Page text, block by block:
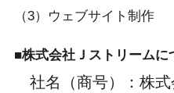
（3）ウェブサイト制作
■株式会社Ｊストリームに
社名（商号） ： 株式